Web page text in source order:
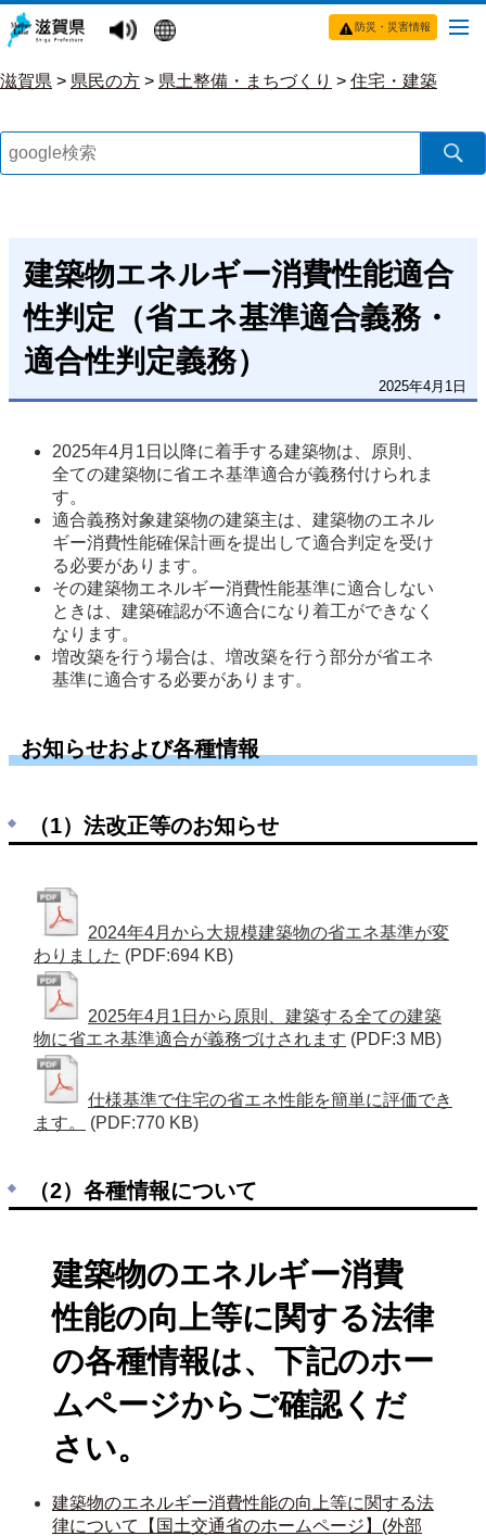
防災・災害情報
滋賀県 > 県民の方 > 県土整備・まちづくり > 住宅・建築
建築物エネルギー消費性能適合
性判定（省エネ基準適合義務・
適合性判定義務）
2025年4月1日
2025年4月1日以降に着手する建築物は、原則、
全ての建築物に省エネ基準適合が義務付けられま
す。
適合義務対象建築物の建築主は、建築物のエネル
ギー消費性能確保計画を提出して適合判定を受け
る必要があります。
その建築物エネルギー消費性能基準に適合しない
ときは、建築確認が不適合になり着工ができなく
なります。
増改築を行う場合は、増改築を行う部分が省エネ
基準に適合する必要があります。
お知らせおよび各種情報
（1）法改正等のお知らせ
2024年4月から大規模建築物の省エネ基準が変
わりました (PDF:694 KB)
2025年4月1日から原則、建築する全ての建築
物に省エネ基準適合が義務づけされます (PDF:3 MB)
仕様基準で住宅の省エネ性能を簡単に評価でき
ます。
(PDF:770 KB)
（2）各種情報について
建築物のエネルギー消費
性能の向上等に関する法律
の各種情報は、下記のホー
ムページからご確認くだ
さい。
建築物のエネルギー消費性能の向上等に関する法
律について【国土交通省のホームページ】(外部